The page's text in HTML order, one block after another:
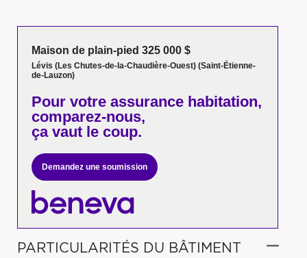
Maison de plain-pied 325 000 $
Lévis (Les Chutes-de-la-Chaudière-Ouest) (Saint-Étienne-
de-Lauzon)
Pour votre assurance habitation,
comparez-nous,
ça vaut le coup.
Demandez une soumission
PARTICULARITÉS DU BÂTIMENT